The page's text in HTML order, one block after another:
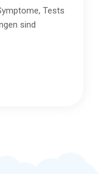
Tests
sind